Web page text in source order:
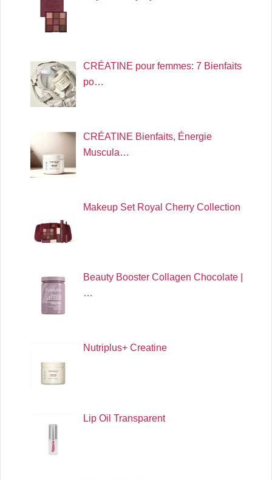
CRÉATINE pour femmes: 7 Bienfaits
po…
CRÉATINE Bienfaits, Énergie
Muscula…
Makeup Set Royal Cherry Collection
Beauty Booster Collagen Chocolate |
…
Nutriplus+ Creatine
Lip Oil Transparent